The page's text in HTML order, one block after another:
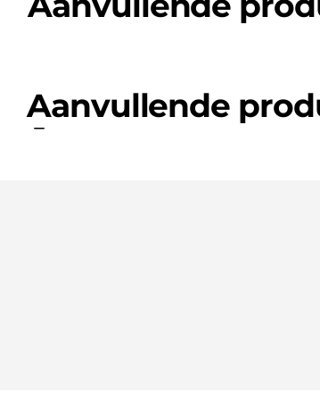
Aanvullende